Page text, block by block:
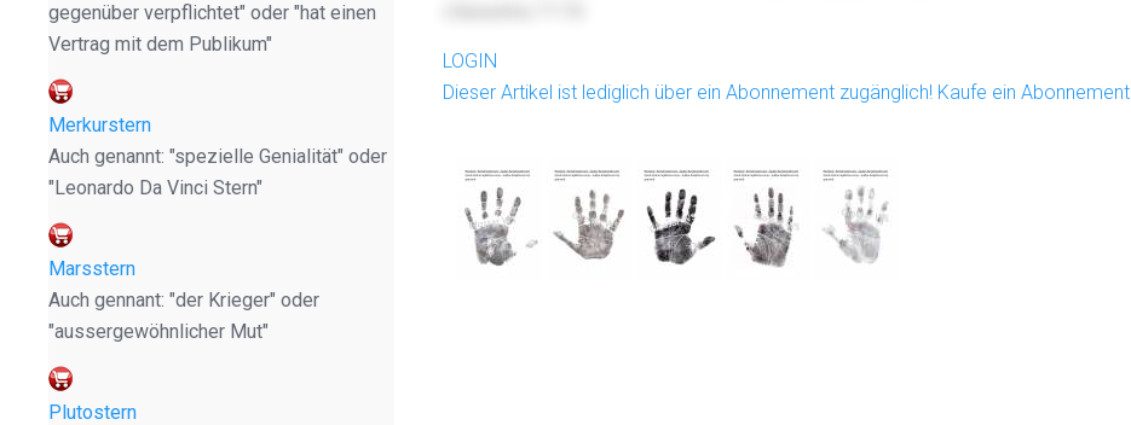
LOGIN
Dieser Artikel ist lediglich über ein Abonnement zugänglich! Kaufe ein Abonnement
gegenüber verpflichtet" oder "hat einen
Vertrag mit dem Publikum"
Merkurstern
Auch genannt: "spezielle Genialität" oder
"Leonardo Da Vinci Stern"
Marsstern
Auch gennant: "der Krieger" oder
"aussergewöhnlicher Mut"
Plutostern